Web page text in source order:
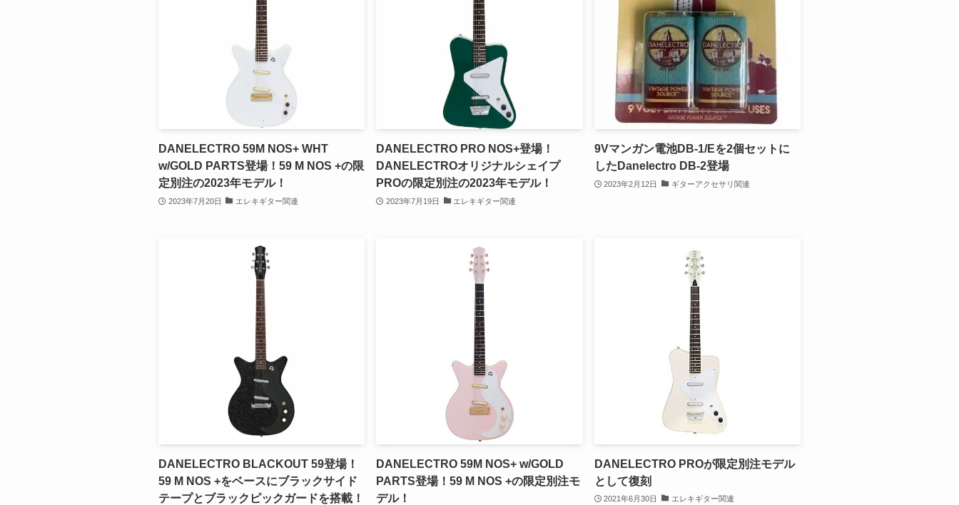
DANELECTRO 59M NOS+ WHT
w/GOLD PARTS登場！59 M NOS +の限
定別注の2023年モデル！
2023年7月20日 エレキギター関連
DANELECTRO PRO NOS+登場！
DANELECTROオリジナルシェイプ
PROの限定別注の2023年モデル！
2023年7月19日 エレキギター関連
9Vマンガン電池DB-1/Eを2個セットに
したDanelectro DB-2登場
2023年2月12日 ギターアクセサリ関連
DANELECTRO BLACKOUT 59登場！
59 M NOS +をベースにブラックサイド
テープとブラックピックガードを搭載！
DANELECTRO 59M NOS+ w/GOLD
PARTS登場！59 M NOS +の限定別注モ
デル！
DANELECTRO PROが限定別注モデル
として復刻
2021年6月30日 エレキギター関連